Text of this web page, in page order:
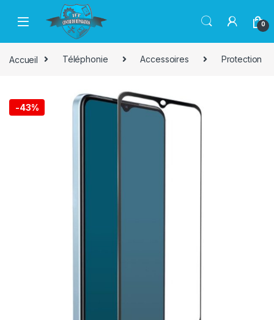
Passer à la navigation
Aller au contenu
0
Accueil Téléphonie Accessoires Protection
-43%